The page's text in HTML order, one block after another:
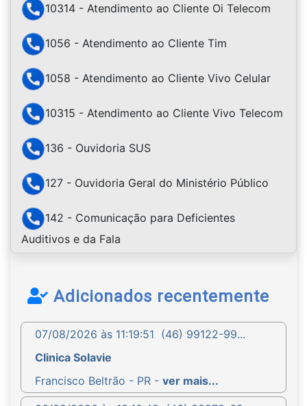
10314 - Atendimento ao Cliente Oi Telecom
1056 - Atendimento ao Cliente Tim
1058 - Atendimento ao Cliente Vivo Celular
10315 - Atendimento ao Cliente Vivo Telecom
136 - Ouvidoria SUS
127 - Ouvidoria Geral do Ministério Público
142 - Comunicação para Deficientes
Auditivos e da Fala
Adicionados recentemente
07/08/2026 às 11:19:51 (46) 99122-99...
Clinica Solavie
Francisco Beltrão - PR - ver mais...